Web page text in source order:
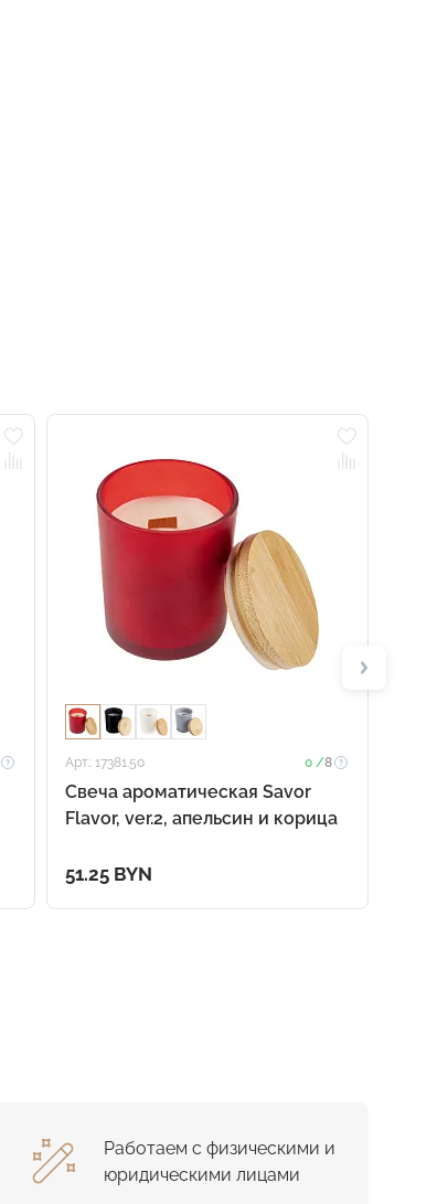
Арт.: 17381.50 0 /8
Свеча ароматическая Savor
Flavor, ver.2, апельсин и корица
51.25 BYN
Работаем с физическими и
юридическими лицами